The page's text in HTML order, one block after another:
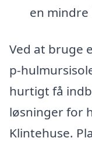
en
Ved at bruge
p-
hurtigt få
løsninger for
Klintehuse.